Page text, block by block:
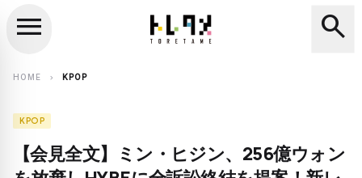
search
menu search
HOME chevron_right KPOP
KPOP
【会見全文】ミン・ヒジン、256億ウォン